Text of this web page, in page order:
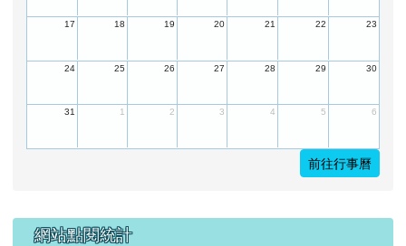
17 18 19 20 21 22 23
24 25 26 27 28 29 30
31 1 2 3 4 5 6
前往行事曆
下中左區域內容
網站點閱統計